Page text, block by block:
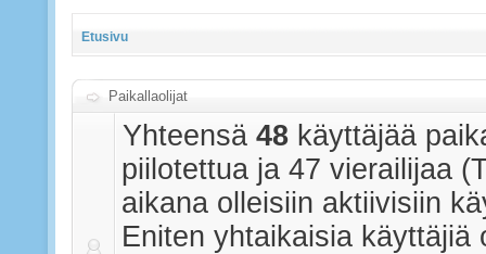
Etusivu
Paikallaolijat
Yhteensä 48 käyttäjää
piilotettua ja 47 vierailijaa
aikana olleisiin aktiivisiin
Eniten yhtaikaisia käyttäjiä